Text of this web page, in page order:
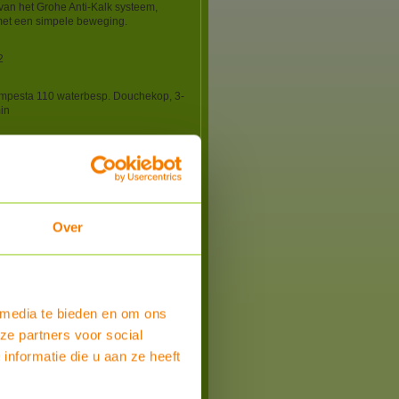
Over
te bieden en om ons
partners voor social
die u aan ze heeft
het Grohe Anti-Kalk systeem,
een simpele beweging.
110 waterbesp. Douchekop, 3-